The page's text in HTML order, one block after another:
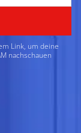
Link, um deine
nachschauen